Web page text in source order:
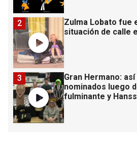
Zulma Lobato fue
situación de calle
2
Gran Hermano:
nominados luego
fulminante y
3